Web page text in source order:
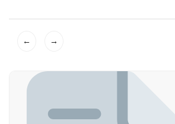
→
←